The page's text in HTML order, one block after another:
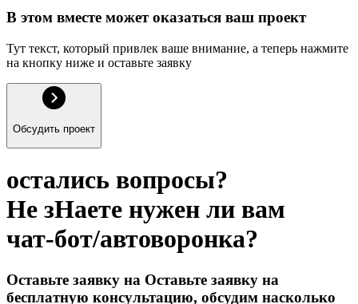
В этом вместе может оказаться ваш проект
Тут текст, который привлек ваше внимание, а теперь нажмите
на кнопку ниже и оставьте заявку
Обсудить проект
остались вопросы?
Не зHаете нужен ли вам
чат-бот/автоворонка?
Оставьте заявку на Оставьте заявку на
бесплатную консультацию, обсудим насколько